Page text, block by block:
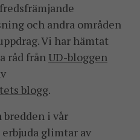
och andra områden
Vi har hämtat
råd från UD-bloggen
blogg.
bredden i vår
glimtar av